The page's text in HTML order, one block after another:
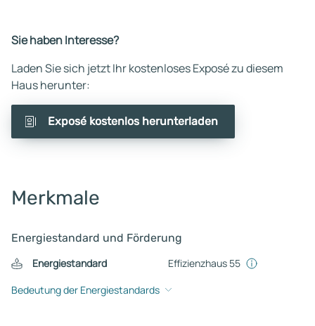
Sie haben Interesse?
Laden Sie sich jetzt Ihr kostenloses Exposé zu diesem
Haus herunter:
Exposé kostenlos herunterladen
Merkmale
Energiestandard und Förderung
Energiestandard
Effizienzhaus 55
Bedeutung der Energiestandards